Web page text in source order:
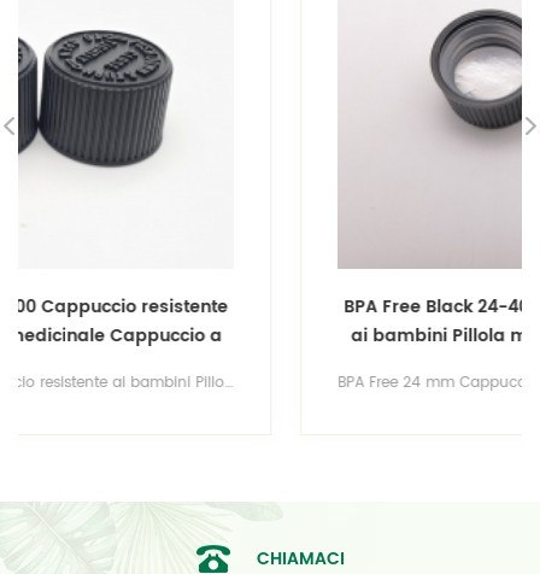
BPA Free Black 24-400 Cappuccio resistente
ai bambini Pillola medicinale Cappuccio a
chiudere la chiusura
BPA Free 24 mm Cappuccio resistente ai bambini Pillola medicinale Cappuccio a prova di bambino Spingere verso il basso e chiudere la chiusura Tappo nero 24-400 a costine con chiusura push-down e turn
CHIAMACI